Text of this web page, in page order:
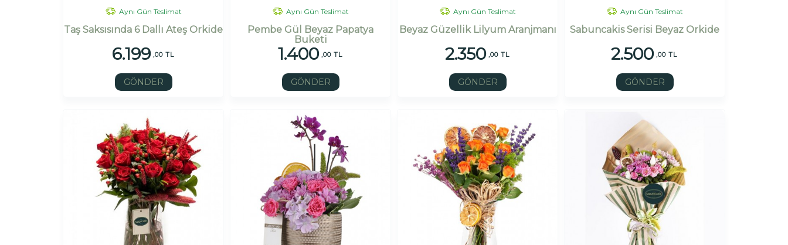
Aynı Gün Teslimat
Taş Saksısında 6 Dallı Ateş Orkide
6.199 ,00 TL
GÖNDER
Aynı Gün Teslimat
Pembe Gül Beyaz Papatya
Buketi
1.400 ,00 TL
GÖNDER
Aynı Gün Teslimat
Beyaz Güzellik Lilyum Aranjmanı
2.350 ,00 TL
GÖNDER
Aynı Gün Teslimat
Sabuncakis Serisi Beyaz Orkide
2.500 ,00 TL
GÖNDER